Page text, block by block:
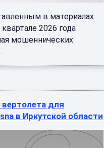
в материалах
2026 года
мошеннических
для
в Иркутской области